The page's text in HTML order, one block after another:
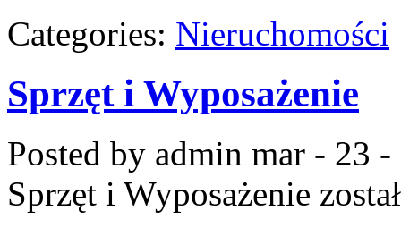
Categories: Nieruchomości
Sprzęt i Wyposażenie
Posted by admin mar - 23 -
Sprzęt i Wyposażenie